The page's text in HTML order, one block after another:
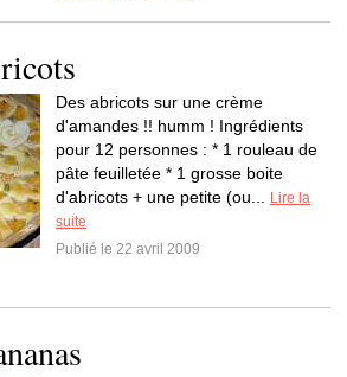
Des abricots sur une crème
d'amandes !! humm ! Ingrédients
pour 12 personnes : * 1 rouleau de
pâte feuilletée * 1 grosse boite
d'abricots + une petite (ou...
Lire la
suite
Publié le 22 avril 2009